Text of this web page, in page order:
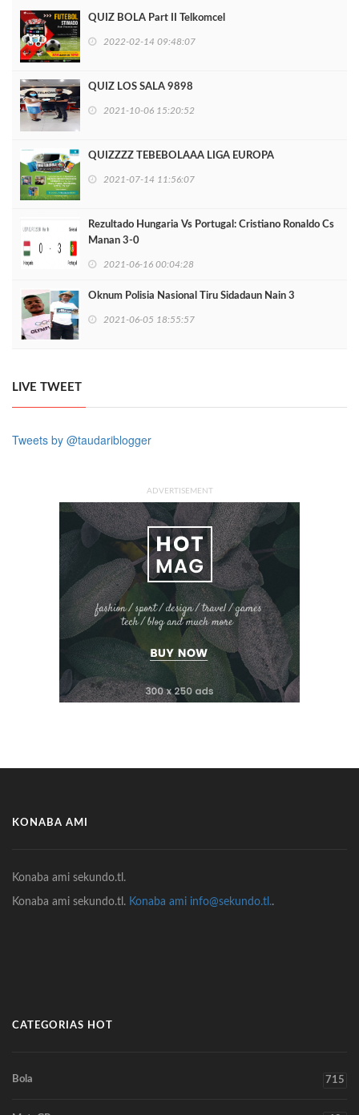
QUIZ BOLA Part II Telkomcel
2022-02-14 09:48:07
QUIZ LOS SALA 9898
2021-10-06 15:20:52
QUIZZZZ TEBEBOLAAA LIGA EUROPA
2021-07-14 11:56:07
Rezultado Hungaria Vs Portugal: Cristiano Ronaldo Cs
Manan 3-0
2021-06-16 00:04:28
Oknum Polisia Nasional Tiru Sidadaun Nain 3
2021-06-05 18:55:57
LIVE TWEET
Tweets by @taudariblogger
ADVERTISEMENT
KONABA AMI
Konaba ami sekundo.tl.
Konaba ami sekundo.tl. Konaba ami info@sekundo.tl..
CATEGORIAS HOT
Bola 715